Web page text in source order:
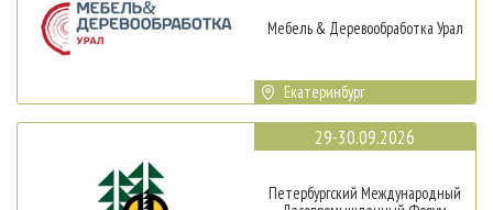
Мебель & Деревообработка Урал
Екатеринбург
29-30.09.2026
Петербургский Международный